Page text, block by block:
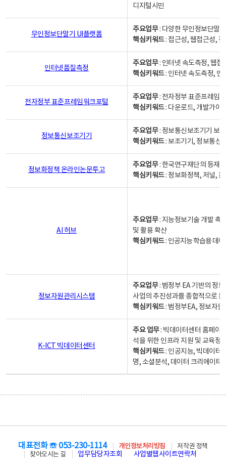
디지털시민
무인정보단말기 UI플랫폼
주요업무: 다양한 무인정보단말
핵심키워드: 접근성, 웹접근성,
인터넷품질측정
주요업무: 인터넷 속도측정, 웹접
핵심키워드: 인터넷 속도측정, 인
전자정부 표준프레임워크포털
주요업무: 전자정부 표준프레임
핵심키워드: 다운로드, 개발가이
정보통신보조기기
주요업무: 정보통신보조기기 보
핵심키워드: 보조기기, 정보통신
정보화정책 온라인논문투고
주요업무: 한국연구재단의 등재
핵심키워드: 정보화정책, 저널,
AI 허브
주요업무: 지능정보기술 개발 촉
및 활용 확산
핵심키워드: 인공지능 학습용 데
정보자원관리시스템
주요업무: 범정부 EA 기반의 정
사업의 추진성과를 종합적으로
핵심키워드: 범정부EA, 정보자
K-ICT 빅데이터센터
주요 업무: 빅데이터센터 홈페이
석을 위한 인프라 지원 및 교육정
핵심키워드: 인공지능, 빅데이터,
명, 소셜분석, 데이터 크리에이터
대표전화 ☏ 053-230-1114 개인정보처리방침
저작권 정책
찾아오시는 길
업무담당자조회 사업별웹사이트연락처